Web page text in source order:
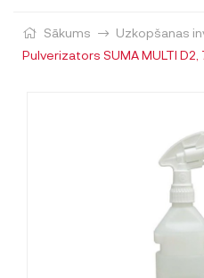
Sākums Uzkopšanas
Pulverizators SUMA MULTI D2,